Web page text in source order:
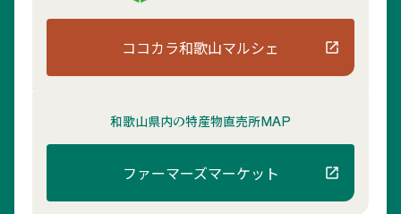
ココカラ和歌山マルシェ
和歌山県内の特産物直売所MAP
ファーマーズマーケット